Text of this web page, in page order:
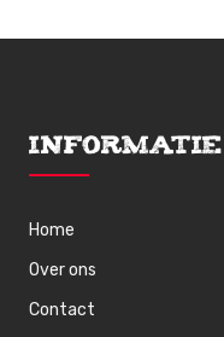
Informatie
Home
Over ons
Contact